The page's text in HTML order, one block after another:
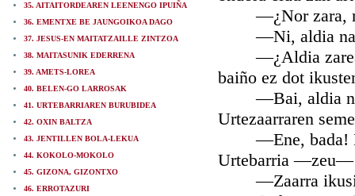
35. AITAITORDEAREN LEENENGO IPUIÑA
36. EMENTXE BE JAUNGOIKOA DAGO
37. JESUS-EN MAITATZAILLE ZINTZOA
38. MAITASUNIK EDERRENA
39. AMETS-LOREA
40. BELEN-GO LARROSAK
41. URTEBARRIAREN BURUBIDEA
42. OXIN BALTZA
43. JENTILLEN BOLA-LEKUA
44. KOKOLO-MOKOLO
45. GIZONA, GIZONTXO
46. ERROTAZURI
—¿Nor zara,
—Ni, aldia naz
—¿Aldia
baiño ez dot
—Bai, aldia naz:
Urtezaarraren
—Ene, bada!
Urtebarria —zeu—
—Zaarra ikusi